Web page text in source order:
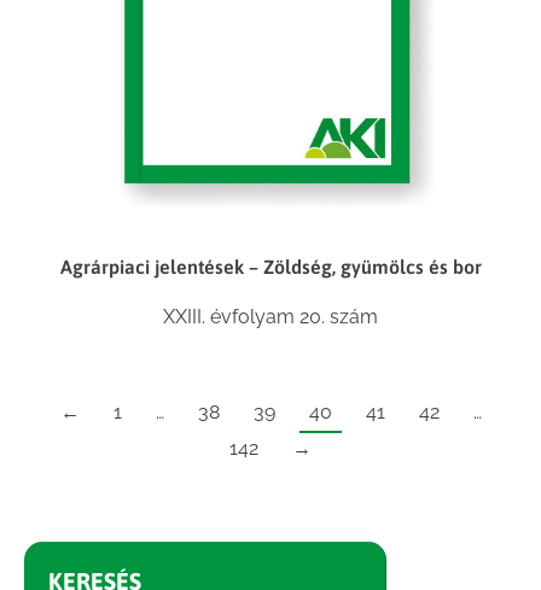
Agrárpiaci jelentések – Zöldség, gyümölcs és bor
XXIII. évfolyam 20. szám
← 1 … 38 39 40 41 42
…
142
→
KERESÉS